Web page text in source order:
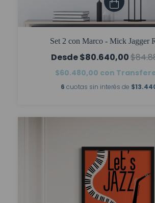
Set 2 con Marco - Mick Jagger
$80.640,00
$60.480,00 con
6 cuotas sin interés de